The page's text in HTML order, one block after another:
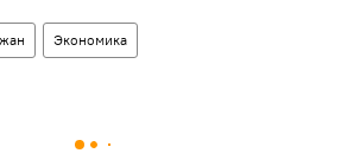
Экономика